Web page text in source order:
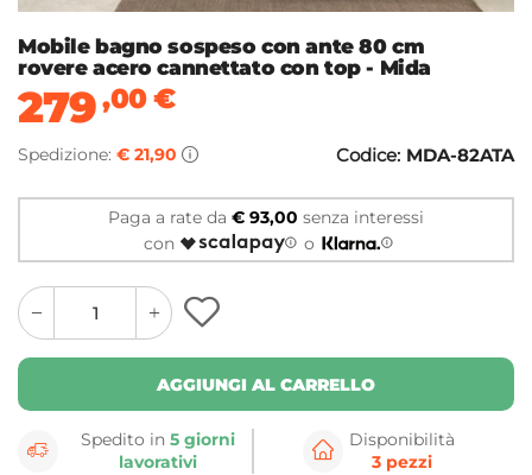
Mobile bagno sospeso con ante 80 cm
rovere acero cannettato con top - Mida
279,00€
Spedizione: € 21,90 Codice: MDA-82ATA
Paga a rate da € 93,00 senza interessi
con
o
quantity
button
quantity
minus
button
AGGIUNGI AL CARRELLO
Spedito in5 giorni
lavorativi
Disponibilità
3 pezzi